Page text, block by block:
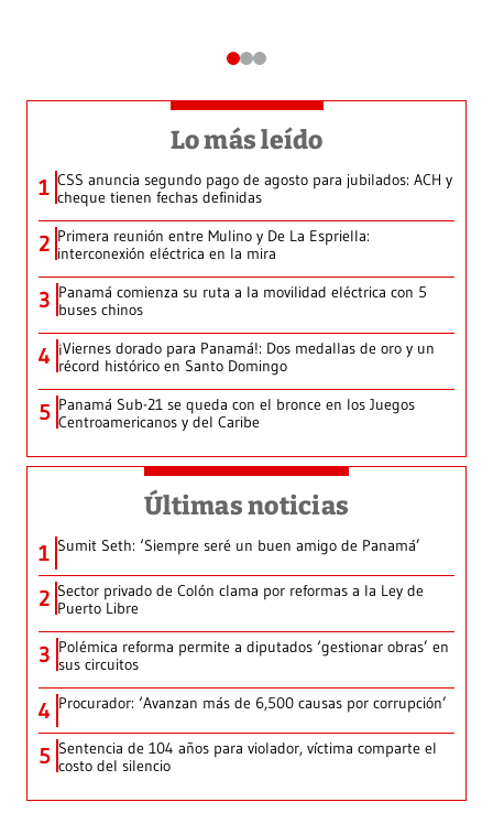
Lo más leído
1 CSS anuncia segundo pago de agosto para jubilados: ACH y
cheque tienen fechas definidas
2 Primera reunión entre Mulino y De La Espriella:
interconexión eléctrica en la mira
3 Panamá comienza su ruta a la movilidad eléctrica con 5
buses chinos
4 ¡Viernes dorado para Panamá!: Dos medallas de oro y un
récord histórico en Santo Domingo
5 Panamá Sub-21 se queda con el bronce en los Juegos
Centroamericanos y del Caribe
Últimas noticias
1 Sumit Seth: ‘Siempre seré un buen amigo de Panamá’
2 Sector privado de Colón clama por reformas a la Ley de
Puerto Libre
3 Polémica reforma permite a diputados ‘gestionar obras’ en
sus circuitos
4 Procurador: ‘Avanzan más de 6,500 causas por corrupción’
5 Sentencia de 104 años para violador, víctima comparte el
costo del silencio